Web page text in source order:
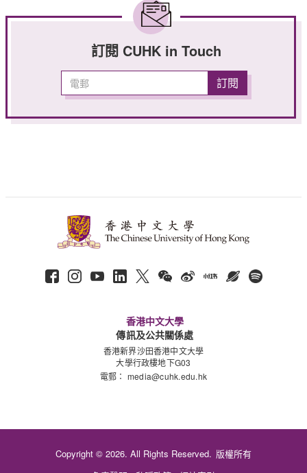
訂閱 CUHK in Touch
香港中文大學
傳訊及公共關係處
香港新界沙田香港中文大學
大學行政樓地下G03
電郵： media@cuhk.edu.hk
Copyright © 2026. All Rights Reserved. 版權所有